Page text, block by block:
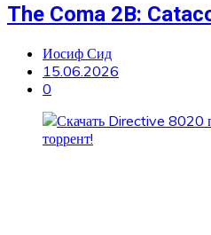
The Coma 2B:
Иосиф Сид
15.06.2026
0